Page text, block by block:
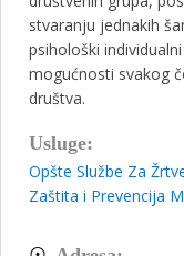
stvaranju jednakih
psihološki
mogućnosti svakog
društva.
Usluge:
Opšte Službe Za
Zaštita i Prevencija